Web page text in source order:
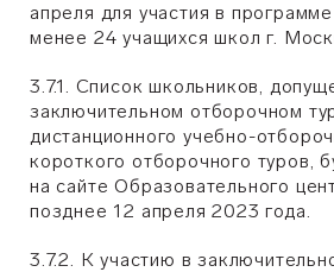
апреля для участия в
менее 24 учащихся школ г.
3.7.1. Список школьников,
заключительном отборочном
дистанционного учебно-
короткого отборочного туров,
на сайте Образовательного
позднее 12 апреля 2023 года.
3.7.2. К участию в